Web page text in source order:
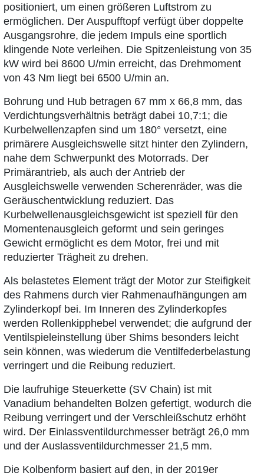
positioniert, um einen größeren Luftstrom zu
ermöglichen. Der Auspufftopf verfügt über doppelte
Ausgangsrohre, die jedem Impuls eine sportlich
klingende Note verleihen. Die Spitzenleistung von 35
kW wird bei 8600 U/min erreicht, das Drehmoment
von 43 Nm liegt bei 6500 U/min an.
Bohrung und Hub betragen 67 mm x 66,8 mm, das
Verdichtungsverhältnis beträgt dabei 10,7:1; die
Kurbelwellenzapfen sind um 180° versetzt, eine
primärere Ausgleichswelle sitzt hinter den Zylindern,
nahe dem Schwerpunkt des Motorrads. Der
Primärantrieb, als auch der Antrieb der
Ausgleichswelle verwenden Scherenräder, was die
Geräuschentwicklung reduziert. Das
Kurbelwellenausgleichsgewicht ist speziell für den
Momentenausgleich geformt und sein geringes
Gewicht ermöglicht es dem Motor, frei und mit
reduzierter Trägheit zu drehen.
Als belastetes Element trägt der Motor zur Steifigkeit
des Rahmens durch vier Rahmenaufhängungen am
Zylinderkopf bei. Im Inneren des Zylinderkopfes
werden Rollenkipphebel verwendet; die aufgrund der
Ventilspieleinstellung über Shims besonders leicht
sein können, was wiederum die Ventilfederbelastung
verringert und die Reibung reduziert.
Die laufruhige Steuerkette (SV Chain) ist mit
Vanadium behandelten Bolzen gefertigt, wodurch die
Reibung verringert und der Verschleißschutz erhöht
wird. Der Einlassventildurchmesser beträgt 26,0 mm
und der Auslassventildurchmesser 21,5 mm.
Die Kolbenform basiert auf den, in der 2019er